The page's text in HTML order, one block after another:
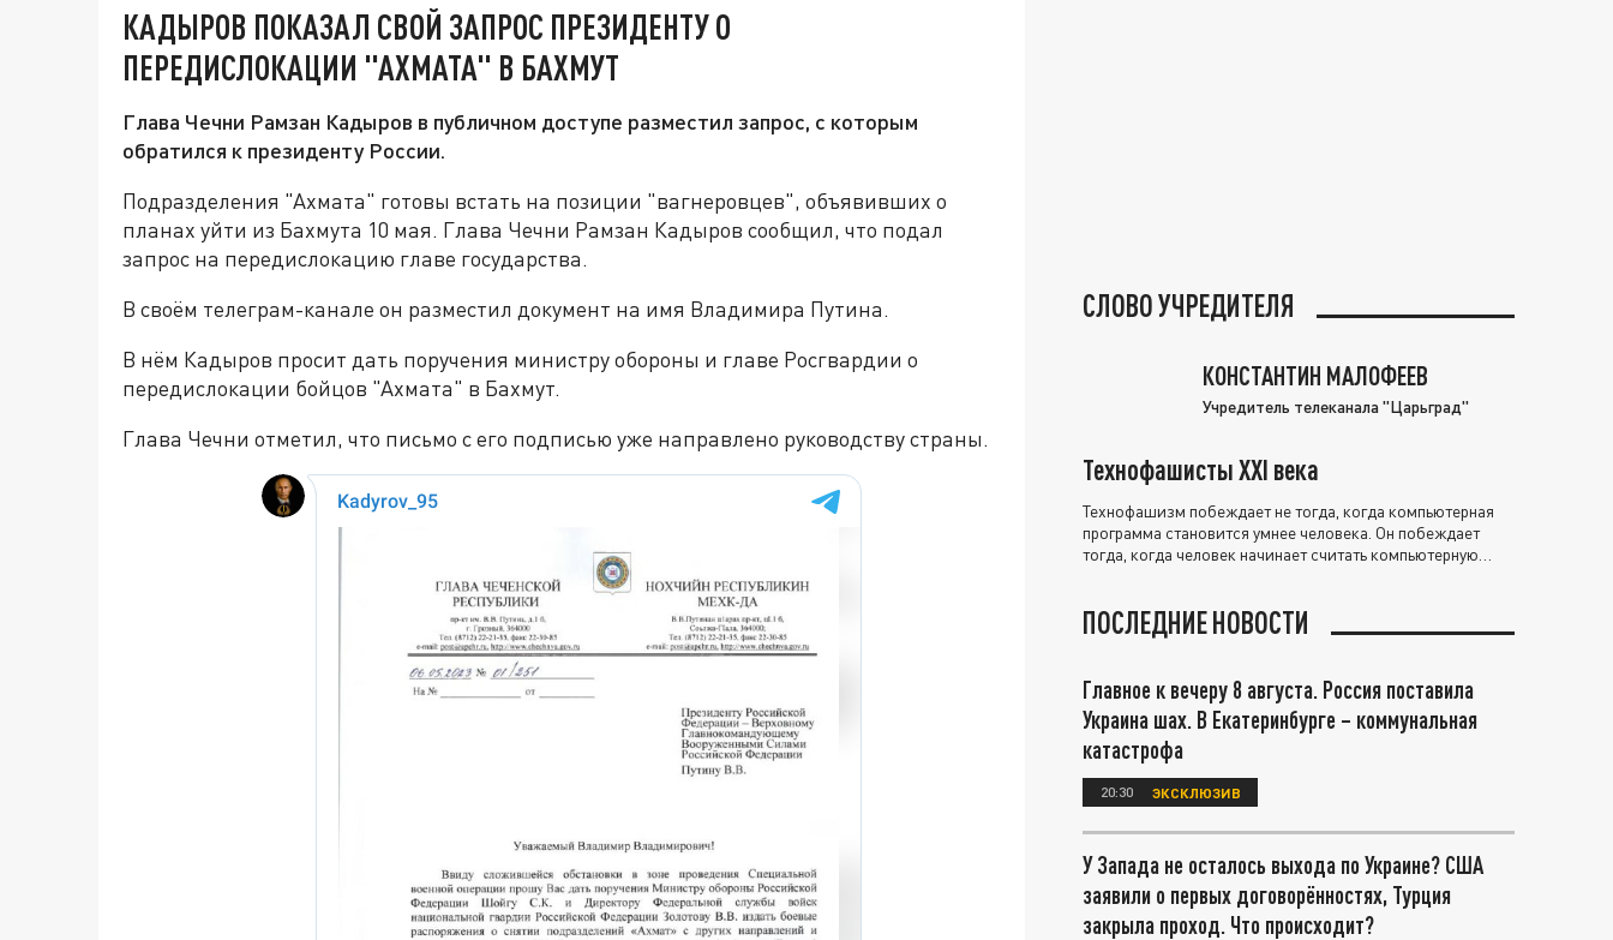
КАДЫРОВ ПОКАЗАЛ СВОЙ ЗАПРОС ПРЕЗИДЕНТУ О
ПЕРЕДИСЛОКАЦИИ "АХМАТА" В БАХМУТ
Глава Чечни Рамзан Кадыров в публичном доступе разместил запрос, с которым
обратился к президенту России.
Подразделения "Ахмата" готовы встать на позиции "вагнеровцев", объявивших о
планах уйти из Бахмута 10 мая. Глава Чечни Рамзан Кадыров сообщил, что подал
запрос на передислокацию главе государства.
В своём телеграм-канале он разместил документ на имя Владимира Путина.
В нём Кадыров просит дать поручения министру обороны и главе Росгвардии о
передислокации бойцов "Ахмата" в Бахмут.
Глава Чечни отметил, что письмо с его подписью уже направлено руководству страны.
СЛОВО УЧРЕДИТЕЛЯ
КОНСТАНТИН МАЛОФЕЕВ
Учредитель телеканала "Царьград"
Технофашисты XXI века
Технофашизм побеждает не тогда, когда компьютерная
программа становится умнее человека. Он побеждает
тогда, когда человек начинает считать компьютерную
ПОСЛЕДНИЕ НОВОСТИ
Главное к вечеру 8 августа. Россия поставила
Украина шах. В Екатеринбурге – коммунальная
катастрофа
20:30 ЭКСКЛЮЗИВ
У Запада не осталось выхода по Украине? США
заявили о первых договорённостях, Турция
закрыла проход. Что происходит?